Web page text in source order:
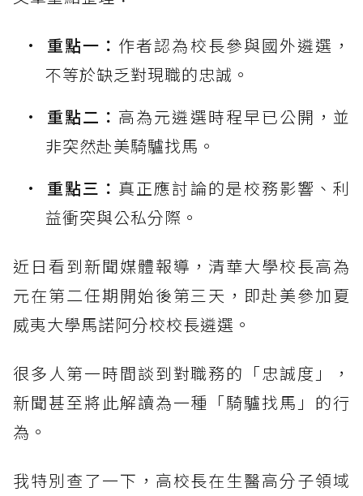
重點一： 作者認為校長參與國外遴選，
不等於缺乏對現職的忠誠。
重點二： 高為元遴選時程早已公開，並
非突然赴美騎驢找馬。
重點三： 真正應討論的是校務影響、利
益衝突與公私分際。
近日看到新聞媒體報導，清華大學校長高為
元在第二任期開始後第三天，即赴美參加夏
威夷大學馬諾阿分校校長遴選。
很多人第一時間談到對職務的「忠誠度」，
新聞甚至將此解讀為一種「騎驢找馬」的行
為。
我特別查了一下，高校長在生醫高分子領域